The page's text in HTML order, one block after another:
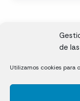
de
Utilizamos cookies para
Cáceres